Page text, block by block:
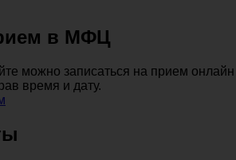
в МФЦ
можно записаться на прием онлайн
время и дату.